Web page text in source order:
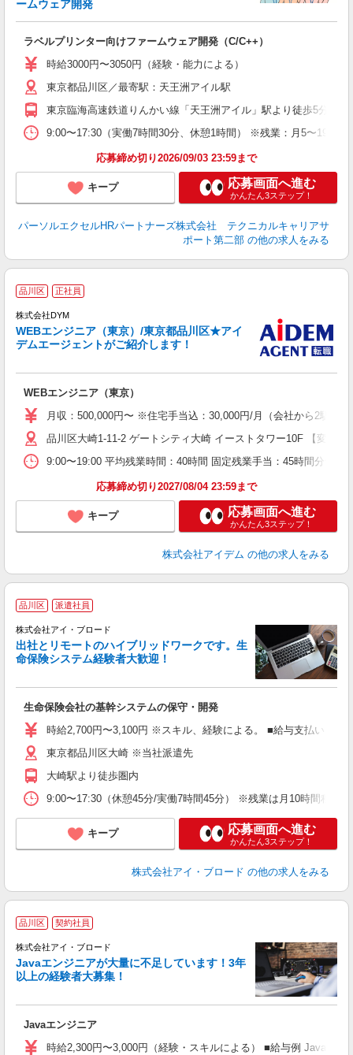
ームウェア開発
ラベルプリンター向けファームウェア開発（C/C++）
時給3000円〜3050円（経験・能力による）
東京都品川区／最寄駅：天王洲アイル駅
東京臨海高速鉄道りんかい線「天王洲アイル」駅より徒歩5分
9:00〜17:30（実働7時間30分、休憩1時間） ※残業：月5〜19時
応募締め切り2026/09/03 23:59まで
キープ 応募画面へ進む
かんたん3ステップ！
パーソルエクセルHRパートナーズ株式会社 テクニカルキャリアサ
ポート第二部 の他の求人をみる
品川区 正社員
株式会社DYM
WEBエンジニア（東京）/東京都品川区★アイ
デムエージェントがご紹介します！
WEBエンジニア（東京）
月収：500,000円〜 ※住宅手当込：30,000円/月（会社から2駅以
品川区大崎1-11-2 ゲートシティ大崎 イーストタワー10F 【変更の
9:00〜19:00 平均残業時間：40時間 固定残業手当：45時間分含
応募締め切り2027/08/04 23:59まで
キープ 応募画面へ進む
かんたん3ステップ！
株式会社アイデム の他の求人をみる
品川区 派遣社員
株式会社アイ・ブロード
出社とリモートのハイブリッドワークです。生
命保険システム経験者大歓迎！
生命保険会社の基幹システムの保守・開発
時給2,700円〜3,100円 ※スキル、経験による。 ■給与支払い 月
東京都品川区大崎 ※当社派遣先
大崎駅より徒歩圏内
9:00〜17:30（休憩45分/実働7時間45分） ※残業は月10時間程度
キープ 応募画面へ進む
かんたん3ステップ！
株式会社アイ・ブロード の他の求人をみる
品川区 契約社員
株式会社アイ・ブロード
Javaエンジニアが大量に不足しています！3年
以上の経験者大募集！
Javaエンジニア
時給2,300円〜3,000円（経験・スキルによる） ■給与例 Javaで